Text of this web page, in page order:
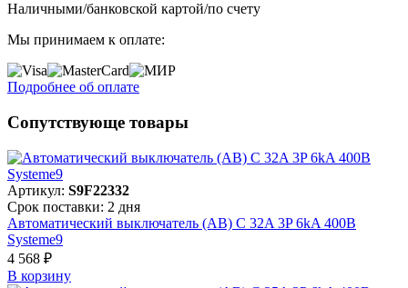
Наличными/банковской картой/по счету
Мы принимаем к оплате:
Подробнее об оплате
Сопутствующе товары
Артикул: S9F22332
Срок поставки: 2 дня
Автоматический выключатель (АВ) C 32A 3P 6kA 400В
Systeme9
4 568 ₽
В корзинy